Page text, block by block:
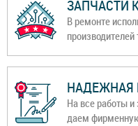
ЗАПЧАСТИ
В ремонте
НАДЕЖНАЯ
На все работы
даем